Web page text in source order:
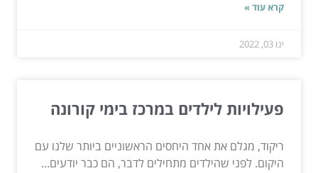
קרא עוד »
ינו 03, 2022
פעילויות לילדים במרכז בימי קורונה
ריקוד, מגלם את אחד היחסים הראשוניים ביותר שלנו עם
היקום. לפני שהילדים מתחילים לדבר, הם כבר יודעים...